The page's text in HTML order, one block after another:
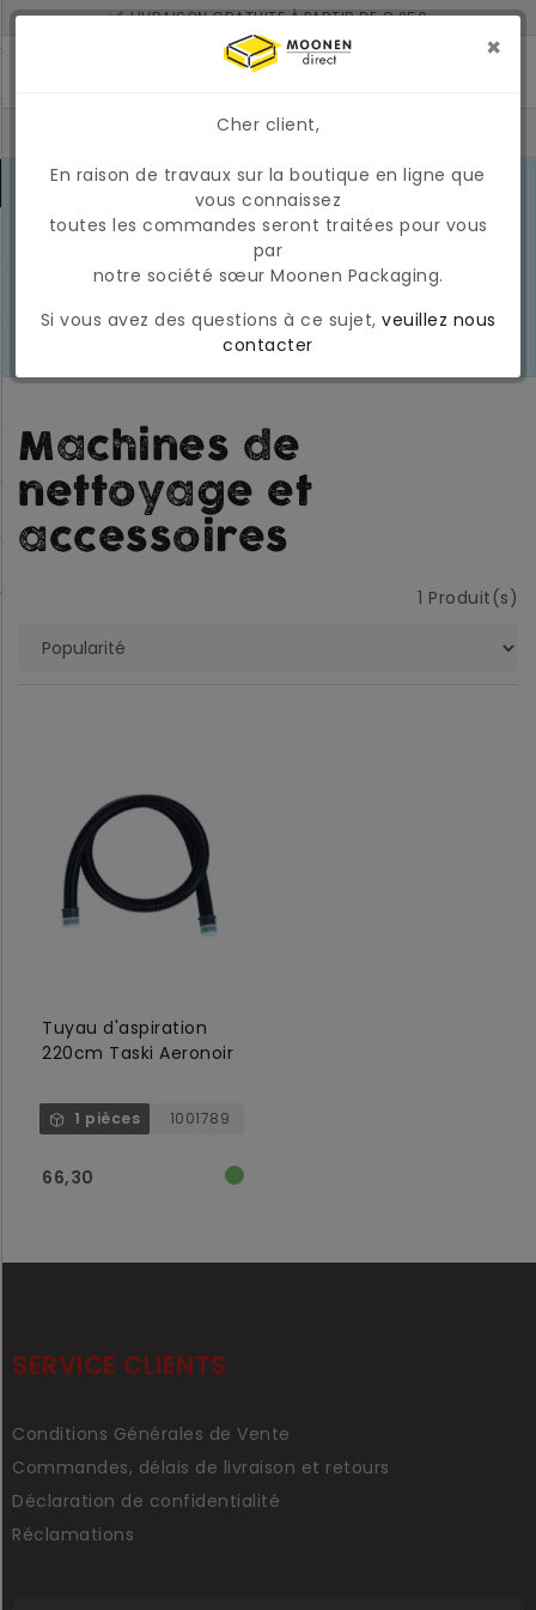
LIVRAISON GRATUITE À PARTIR DE € 250
LIVRÉ À 2 JOURS SI COMMANDÉ AVANT 17H
MONTANT MINIMUM DE COMMANDE : 150 €
CONDITIONS DU MARCHÉ EN MARS
En raison des conditions actuelles
du marché, les prix et la
disponibilité peuvent varier
actuellement une surcharge
carburant temporaire et variable.
EN
SAVOIR
Machines de
nettoyage et
accessoires
1 Produit(s)
Tuyau d'aspiration
220cm Taski Aeronoir
1 pièces 1001789
66,30
SERVICE CLIENTS
Conditions Générales de Vente
Commandes, délais de livraison et retours
Déclaration de confidentialité
Réclamations
×
Cher client,
En raison de travaux sur la boutique en ligne que
vous connaissez
toutes les commandes seront traitées pour vous
par
notre société sœur Moonen Packaging.
Si vous avez des questions à ce sujet, veuillez nous
contacter